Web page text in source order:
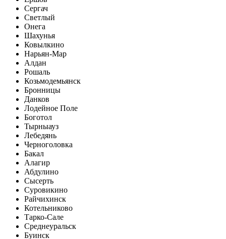
Сергач
Светлый
Онега
Шахунья
Ковылкино
Нарьян-Мар
Алдан
Рошаль
Козьмодемьянск
Бронницы
Данков
Лодейное Поле
Боготол
Тырныауз
Лебедянь
Черноголовка
Бакал
Алагир
Абдулино
Сысерть
Суровикино
Райчихинск
Котельниково
Тарко-Сале
Среднеуральск
Буинск